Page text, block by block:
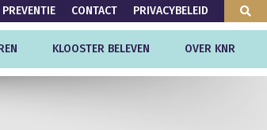
PREVENTIE CONTACT PRIVACYBELEID
KLOOSTER BELEVEN OVER KNR